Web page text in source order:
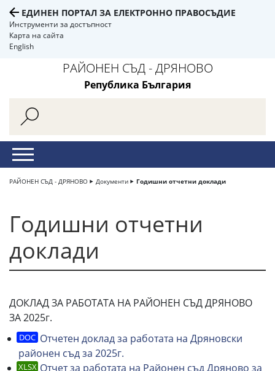
ЕДИНЕН ПОРТАЛ ЗА ЕЛЕКТРОННО ПРАВОСЪДИЕ
Инструменти за достъпност
Карта на сайта
English
РАЙОНЕН СЪД - ДРЯНОВО
Република България
РАЙОНЕН СЪД - ДРЯНОВО Документи Годишни отчетни доклади
Годишни отчетни
доклади
ДОКЛАД ЗА РАБОТАТА НА РАЙОНЕН СЪД ДРЯНОВО
ЗА 2025г.
Отчетен доклад за работата на Дряновски
районен съд за 2025г.
Отчет за работата на Районен съд Дряново за